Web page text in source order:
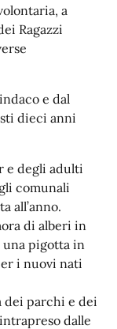
a
Ragazzi
e dal
dieci anni
e degli adulti
comunali
all’anno.
di alberi in
una pigotta in
i nuovi nati
dei parchi e dei
dalle